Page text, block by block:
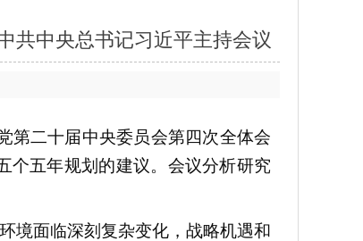
共中央总书记习近平主持会议
第二十届中央委员会第四次全体会
个五年规划的建议。会议分析研究
境面临深刻复杂变化，战略机遇和